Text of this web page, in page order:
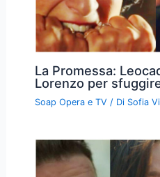
La Promessa:
Lorenzo per
Soap Opera e TV / Di Sofia